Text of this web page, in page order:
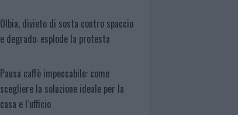
Olbia, divieto di sosta contro spaccio
e degrado: esplode la protesta
Pausa caffè impeccabile: come
scegliere la soluzione ideale per la
casa e l’ufficio